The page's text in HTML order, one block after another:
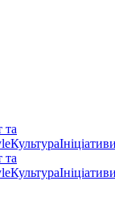
та
Культура
та
Культура